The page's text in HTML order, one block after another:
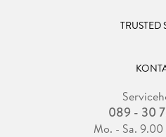
TRUSTED
089 - 30
Mo. - Sa.